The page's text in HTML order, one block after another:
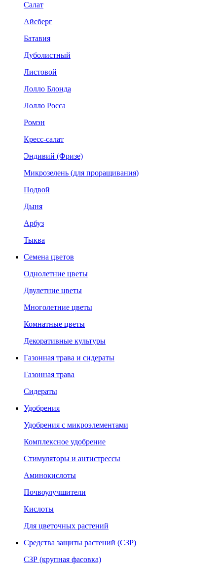
Салат
Айсберг
Батавия
Дуболистный
Листовой
Лолло Блонда
Лолло Росса
Ромэн
Кресс-салат
Эндивий (Фризе)
Микрозелень (для проращивания)
Подвой
Дыня
Арбуз
Тыква
Семена цветов
Однолетние цветы
Двулетние цветы
Многолетние цветы
Комнатные цветы
Декоративные культуры
Газонная трава и сидераты
Газонная трава
Сидераты
Удобрения
Удобрения с микроэлементами
Комплексное удобрение
Стимуляторы и антистрессы
Аминокислоты
Почвоулучшители
Кислоты
Для цветочных растений
Средства защиты растений (СЗР)
СЗР (крупная фасовка)